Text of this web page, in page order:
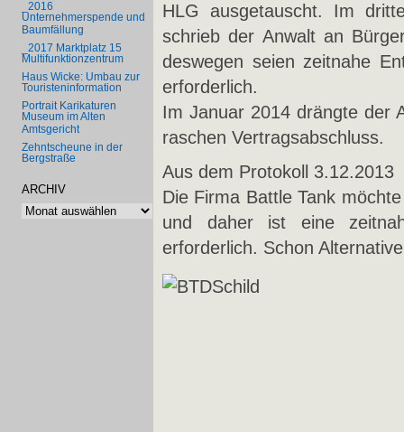
_2016
Unternehmerspende und
Baumfällung
_2017 Marktplatz 15
Multifunktionzentrum
Haus Wicke: Umbau zur
Touristeninformation
Portrait Karikaturen
Museum im Alten
Amtsgericht
Zehntscheune in der
Bergstraße
ARCHIV
Archiv
HLG ausgetauscht. Im
schrieb der Anwalt an
deswegen seien zeitnahe
erforderlich.
Im Januar 2014 drängte der
raschen Vertragsabschluss.
Aus dem Protokoll 3.12.2013
Die Firma Battle Tank
und daher ist eine
erforderlich. Schon